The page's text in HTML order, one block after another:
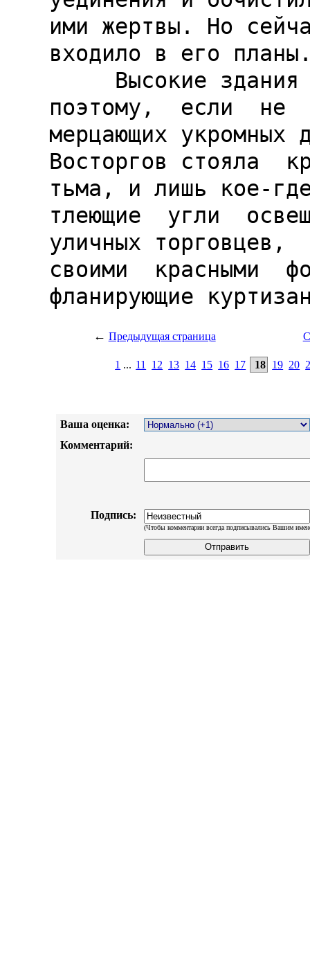
← Предыдущая страница
1 ... 11 12 13 14 15 16 17 18 19 20
Ваша оценка:
Комментарий:
Подпись:
(Чтобы комментарии всегда подписывались Вашим